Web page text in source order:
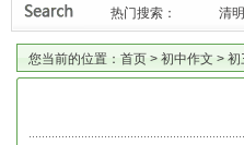
热门搜索： 清
您当前的位置： 首页 > 初中作文 > 初